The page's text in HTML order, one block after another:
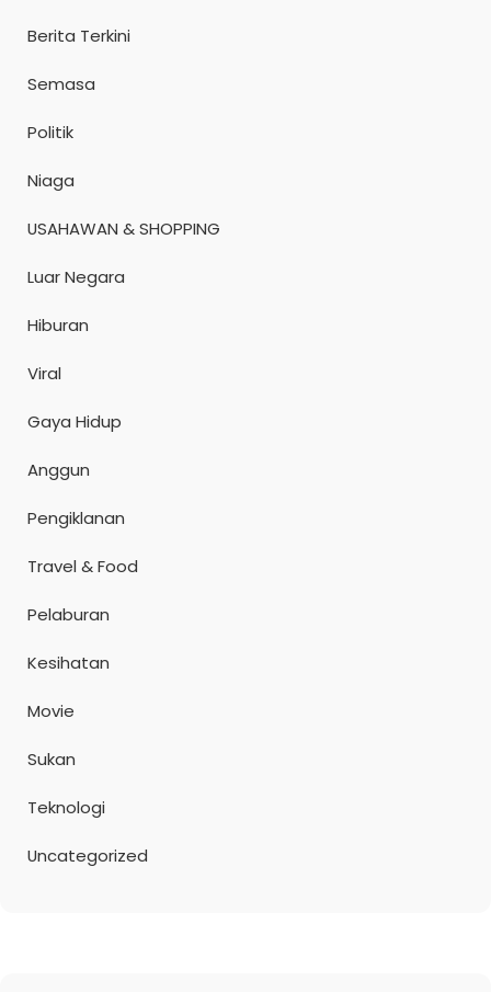
Berita Terkini
Semasa
Politik
Niaga
USAHAWAN & SHOPPING
Luar Negara
Hiburan
Viral
Gaya Hidup
Anggun
Pengiklanan
Travel & Food
Pelaburan
Kesihatan
Movie
Sukan
Teknologi
Uncategorized